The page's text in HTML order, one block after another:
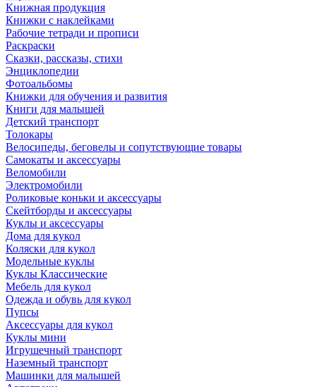
Книжная продукция
Книжки с наклейками
Рабочие тетради и прописи
Раскраски
Сказки, рассказы, стихи
Энциклопедии
Фотоальбомы
Книжки для обучения и развития
Книги для малышей
Детский транспорт
Толокары
Велосипеды, беговелы и сопутствующие товары
Самокаты и аксессуары
Веломобили
Электромобили
Роликовые коньки и аксессуары
Скейтборды и аксессуары
Куклы и аксессуары
Дома для кукол
Коляски для кукол
Модельные куклы
Куклы Классические
Мебель для кукол
Одежда и обувь для кукол
Пупсы
Аксессуары для кукол
Куклы мини
Игрушечный транспорт
Наземный транспорт
Машинки для малышей